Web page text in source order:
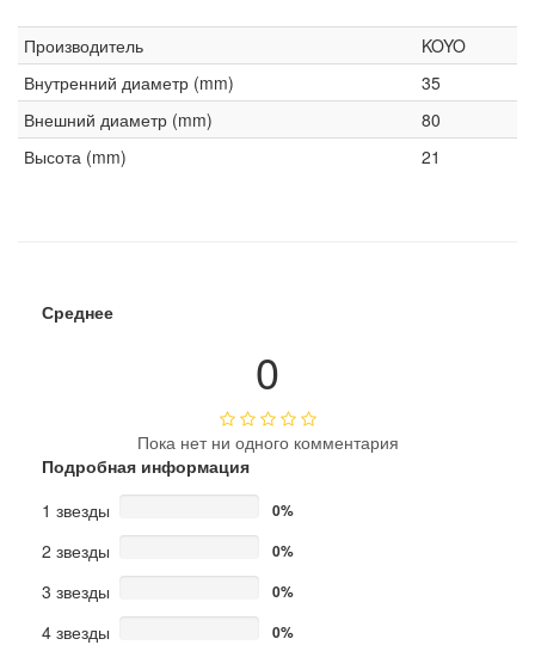
Производитель
KOYO
Внутренний диаметр (mm)
35
Внешний диаметр (mm)
80
Высота (mm)
21
Среднее
0
Пока нет ни одного комментария
Подробная информация
1 звезды
0%
2 звезды 0%
3 звезды 0%
4 звезды 0%